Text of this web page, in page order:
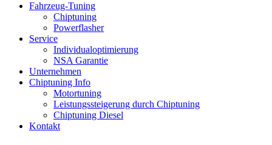
Fahrzeug-Tuning
Chiptuning
Powerflasher
Service
Individualoptimierung
NSA Garantie
Unternehmen
Chiptuning Info
Motortuning
Leistungssteigerung durch Chiptuning
Chiptuning Diesel
Kontakt